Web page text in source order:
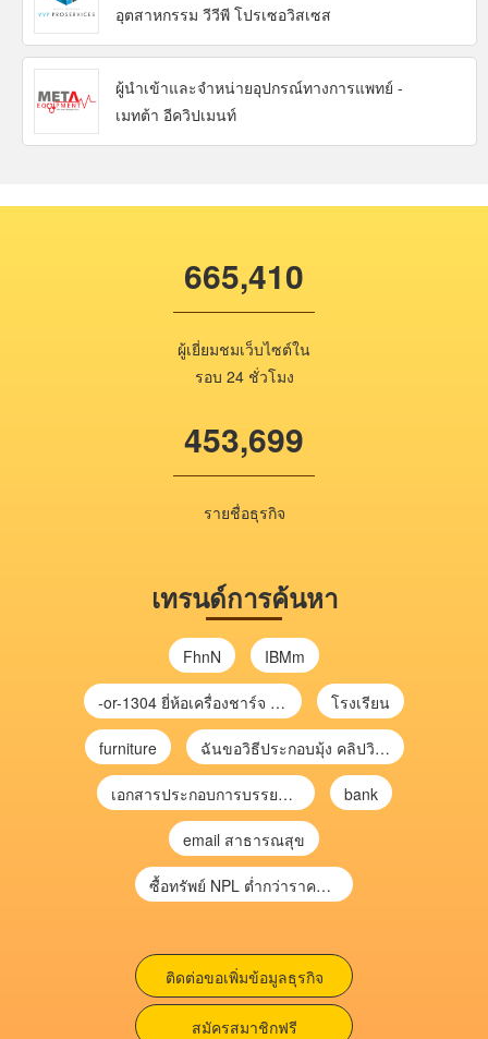
อุตสาหกรรม วีวีพี โปรเซอวิสเซส
ผู้นำเข้าและจำหน่ายอุปกรณ์ทางการแพทย์ -
เมทต้า อีควิปเมนท์
665,410
ผู้เยี่ยมชมเว็บไซต์ใน
รอบ 24 ชั่วโมง
453,699
รายชื่อธุรกิจ
เทรนด์การค้นหา
FhnN IBMm
-or-1304 ยี่ห้อเครื่องชาร์จ chargecore โรงเรียน
furniture ฉันขอวิธีประกอบมุ้ง คลิปวิดีโอ การประกอบมุ้ง
เอกสารประกอบการบรรยาย การประเมินความเสี่ยงเพื่อวางแผนการตรวจสอบ \ bank
email สาธารณสุข
ซื้อทรัพย์ NPL ต่ำกว่าราคาตลาด 30-70% แบบไม่ต้องไปประมูล”
ติดต่อขอเพิ่มข้อมูลธุรกิจ
สมัครสมาชิกฟรี